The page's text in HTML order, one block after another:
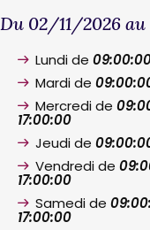
Du 02/11/2026
Lundi de
Mardi de
Mercredi de
17:00:00
Jeudi de
Vendredi de
17:00:00
Samedi de
17:00:00